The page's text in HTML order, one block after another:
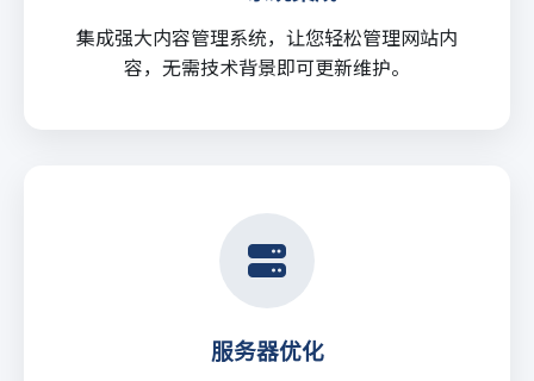
集成强大内容管理系统，让您轻松管理网站内
容，无需技术背景即可更新维护。
服务器优化